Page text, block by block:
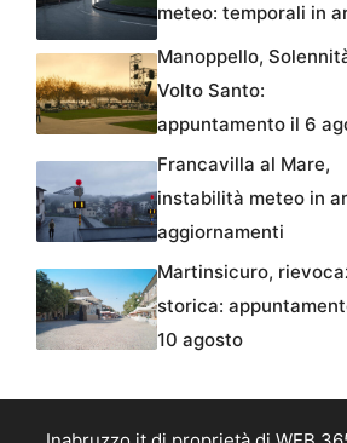
meteo: temporali in
Manoppello,
Volto Santo:
appuntamento il 6
Francavilla al Mare,
instabilità meteo in
aggiornamenti
Martinsicuro,
storica:
10 agosto